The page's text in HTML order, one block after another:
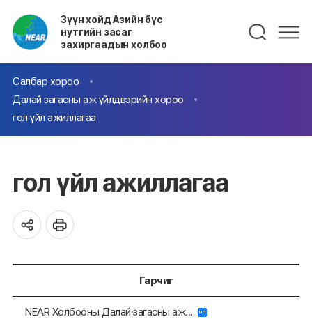
Зүүн хойд Азийн бүс
нутгийн засаг
захиргаадын холбоо
Салбар хороо
Далай загасны аж үйлдвэрийн хороо
гол үйл ажиллагаа
гол үйл ажиллагаа
Гарчиг
NEAR Холбооны Далай·загасны аж...